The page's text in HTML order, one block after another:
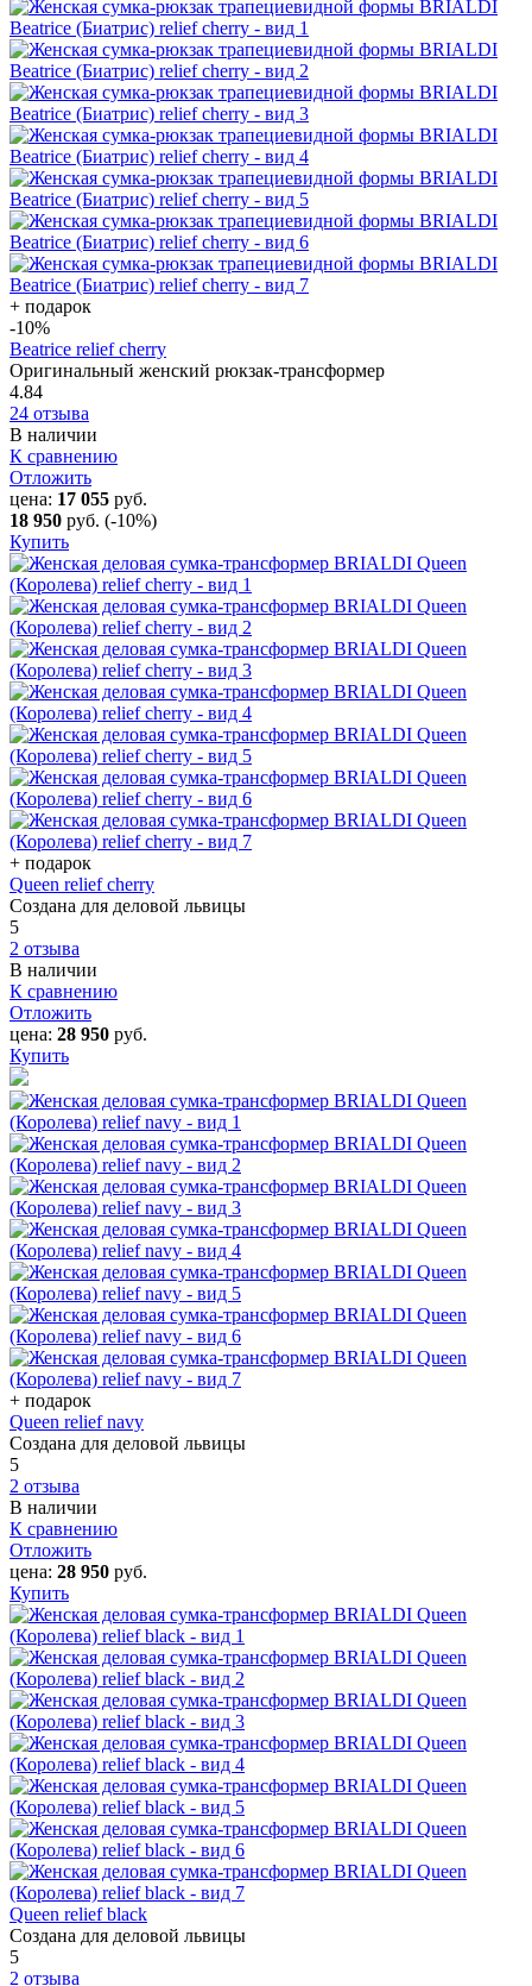
+ подарок
-10%
Beatrice relief cherry
Оригинальный женский рюкзак-трансформер
4.84
24 отзыва
В наличии
К сравнению
Отложить
цена: 17 055 руб.
18 950 руб. (-10%)
Купить
+ подарок
Queen relief cherry
Создана для деловой львицы
5
2 отзыва
В наличии
К сравнению
Отложить
цена: 28 950 руб.
Купить
+ подарок
Queen relief navy
Создана для деловой львицы
5
2 отзыва
В наличии
К сравнению
Отложить
цена: 28 950 руб.
Купить
Queen relief black
Создана для деловой львицы
5
2 отзыва